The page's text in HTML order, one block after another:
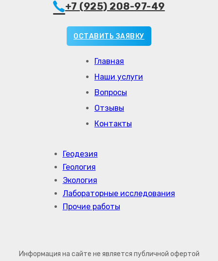
Главная
Наши услуги
Вопросы
Отзывы
Контакты
Геодезия
Геология
Экология
Лабораторные исследования
Прочие работы
+7 (925) 208-97-49
ОСТАВИТЬ ЗАЯВКУ
Информация на сайте не является публичной офертой